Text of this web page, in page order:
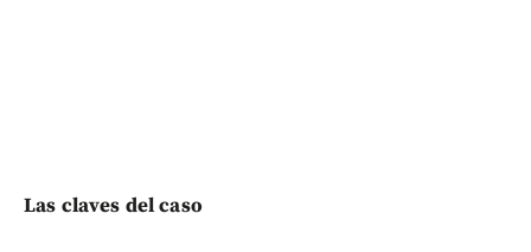
Las claves del caso